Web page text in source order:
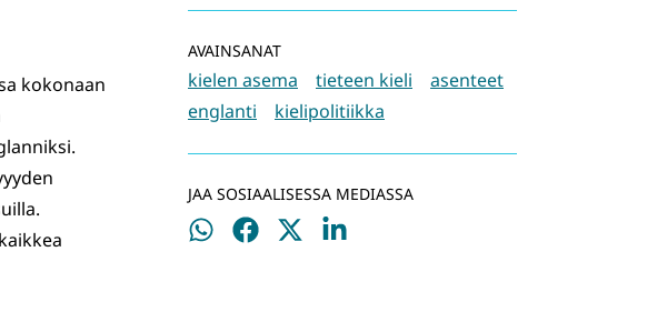
AVAINSANAT
kielen asema tieteen kieli
asenteet
englanti
kielipolitiikka
JAA SOSIAALISESSA MEDIASSA
Jaa
Jaa
Jaa
Jaa
kokonaan